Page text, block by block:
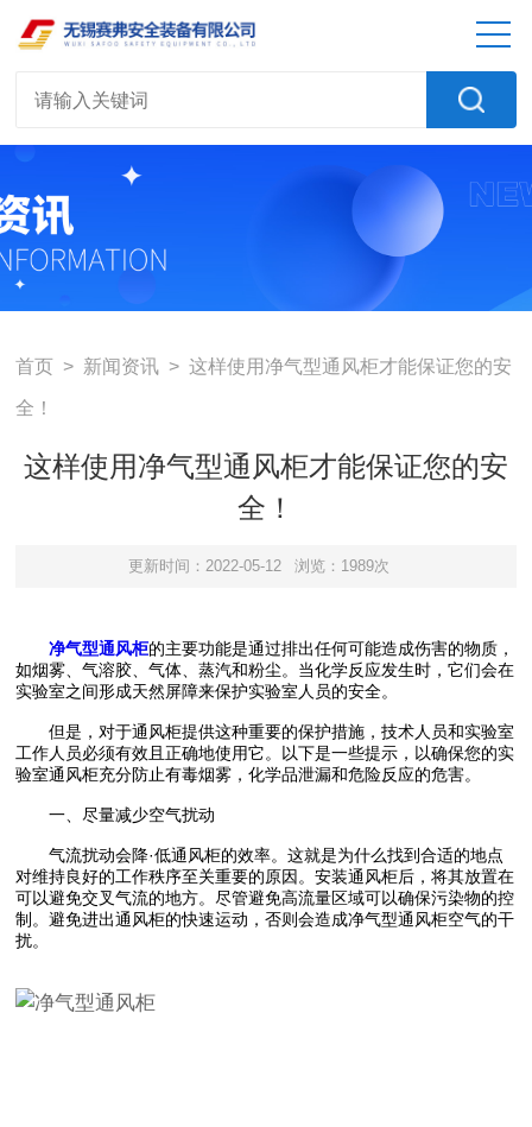
首页 > 新闻资讯 > 这样使用净气型通风柜才能保证您的安
全！
这样使用净气型通风柜才能保证您的安
全！
更新时间：2022-05-12 浏览：1989次
净气型通风柜的主要功能是通过排出任何可能造成伤害的物质，
如烟雾、气溶胶、气体、蒸汽和粉尘。当化学反应发生时，它们会在
实验室之间形成天然屏障来保护实验室人员的安全。
但是，对于通风柜提供这种重要的保护措施，技术人员和实验室
工作人员必须有效且正确地使用它。以下是一些提示，以确保您的实
验室通风柜充分防止有毒烟雾，化学品泄漏和危险反应的危害。
一、尽量减少空气扰动
气流扰动会降·低通风柜的效率。这就是为什么找到合适的地点
对维持良好的工作秩序至关重要的原因。安装通风柜后，将其放置在
可以避免交叉气流的地方。尽管避免高流量区域可以确保污染物的控
制。避免进出通风柜的快速运动，否则会造成净气型通风柜空气的干
扰。